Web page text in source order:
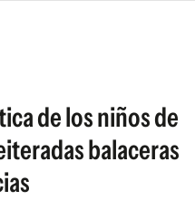
de los niños de
balaceras